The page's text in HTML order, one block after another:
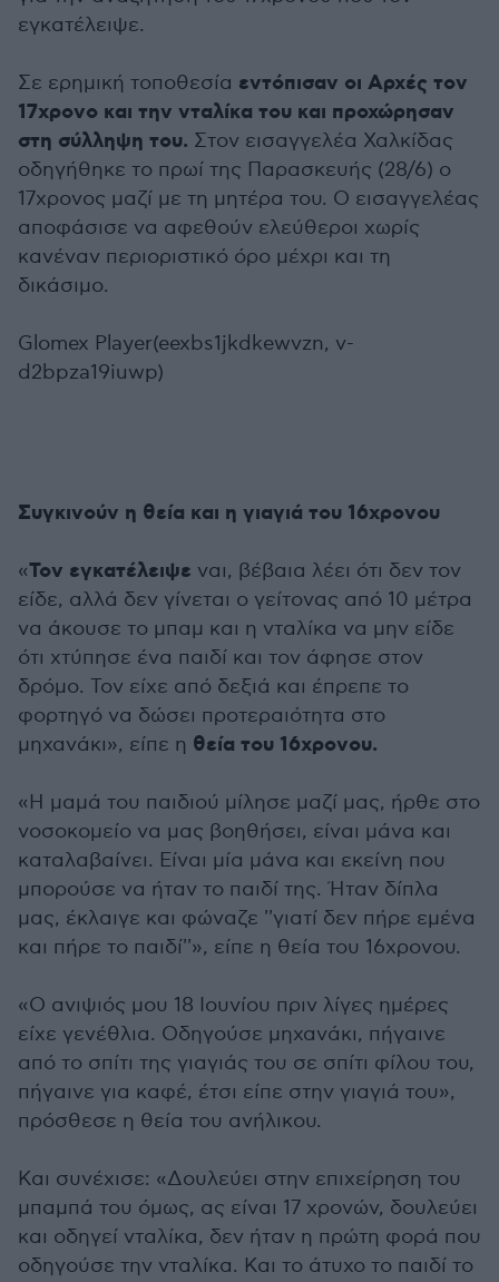
εγκατέλειψε.
Σε ερημική τοποθεσία εντόπισαν οι Αρχές τον
17χρονο και την νταλίκα του και προχώρησαν
στη σύλληψη του. Στον εισαγγελέα Χαλκίδας
οδηγήθηκε το πρωί της Παρασκευής (28/6) ο
17χρονος μαζί με τη μητέρα του. Ο εισαγγελέας
αποφάσισε να αφεθούν ελεύθεροι χωρίς
κανέναν περιοριστικό όρο μέχρι και τη
δικάσιμο.
Glomex Player(eexbs1jkdkewvzn, v-
d2bpza19iuwp)
Συγκινούν η θεία και η γιαγιά του 16χρονου
«Τον εγκατέλειψε ναι, βέβαια λέει ότι δεν τον
είδε, αλλά δεν γίνεται ο γείτονας από 10 μέτρα
να άκουσε το μπαμ και η νταλίκα να μην είδε
ότι χτύπησε ένα παιδί και τον άφησε στον
δρόμο. Τον είχε από δεξιά και έπρεπε το
φορτηγό να δώσει προτεραιότητα στο
μηχανάκι», είπε η θεία του 16χρονου.
«Η μαμά του παιδιού μίλησε μαζί μας, ήρθε στο
νοσοκομείο να μας βοηθήσει, είναι μάνα και
καταλαβαίνει. Είναι μία μάνα και εκείνη που
μπορούσε να ήταν το παιδί της. Ήταν δίπλα
μας, έκλαιγε και φώναζε ''γιατί δεν πήρε εμένα
και πήρε το παιδί''», είπε η θεία του 16χρονου.
«Ο ανιψιός μου 18 Ιουνίου πριν λίγες ημέρες
είχε γενέθλια. Οδηγούσε μηχανάκι, πήγαινε
από το σπίτι της γιαγιάς του σε σπίτι φίλου του,
πήγαινε για καφέ, έτσι είπε στην γιαγιά του»,
πρόσθεσε η θεία του ανήλικου.
Και συνέχισε: «Δουλεύει στην επιχείρηση του
μπαμπά του όμως, ας είναι 17 χρονών, δουλεύει
και οδηγεί νταλίκα, δεν ήταν η πρώτη φορά που
οδηγούσε την νταλίκα. Και το άτυχο το παιδί το